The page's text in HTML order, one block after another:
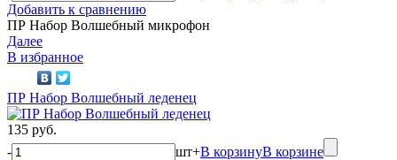
Добавить к сравнению
ПР Набор Волшебный микрофон
Далее
В избранное
ПР Набор Волшебный леденец
135 руб.
-
шт+В корзинуВ корзине